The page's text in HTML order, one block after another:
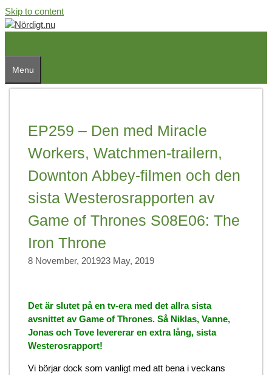
Skip to content
Menu
EP259 – Den med Miracle
Workers, Watchmen-trailern,
Downton Abbey-filmen och den
sista Westerosrapporten av
Game of Thrones S08E06: The
Iron Throne
8 November, 201923 May, 2019
Det är slutet på en tv-era med det allra sista
avsnittet av Game of Thrones. Så Niklas, Vanne,
Jonas och Tove levererar en extra lång, sista
Westerosrapport!
Vi börjar dock som vanligt med att bena i veckans